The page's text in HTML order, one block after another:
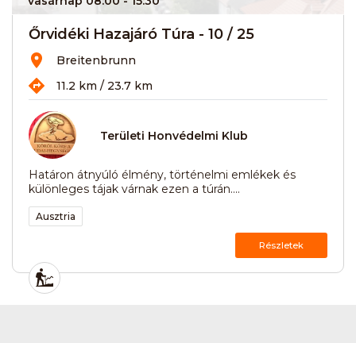
Őrvidéki Hazajáró Túra - 10 / 25
Breitenbrunn
11.2 km / 23.7 km
Területi Honvédelmi Klub
Határon átnyúló élmény, történelmi emlékek és
különleges tájak várnak ezen a túrán....
Ausztria
Részletek